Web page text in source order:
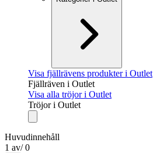
Visa fjällrävens produkter i Outlet
Fjällräven i Outlet
Visa alla tröjor i Outlet
Tröjor i Outlet
Huvudinnehåll
1 av/ 0